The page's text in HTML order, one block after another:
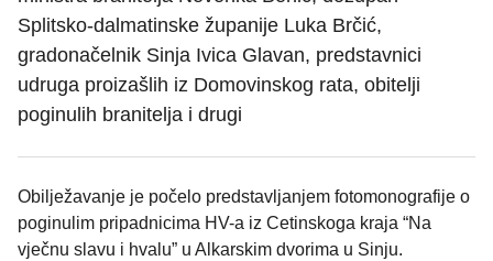
Splitsko-dalmatinske županije Luka Brčić,
gradonačelnik Sinja Ivica Glavan, predstavnici
udruga proizašlih iz Domovinskog rata, obitelji
poginulih branitelja i drugi
Obilježavanje je počelo predstavljanjem fotomonografije o
poginulim pripadnicima HV-a iz Cetinskoga kraja “Na
vječnu slavu i hvalu” u Alkarskim dvorima u Sinju.